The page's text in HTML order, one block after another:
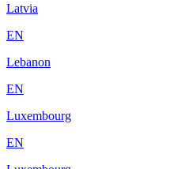
Latvia
EN
Lebanon
EN
Luxembourg
EN